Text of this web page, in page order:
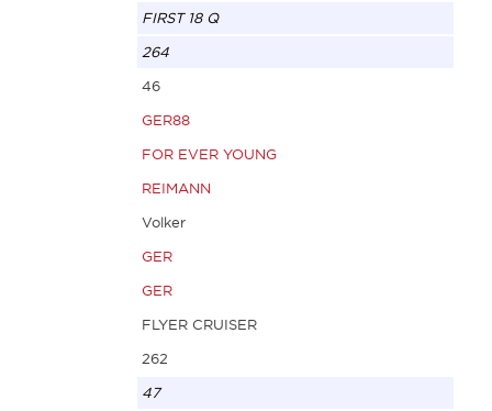
FIRST 18 Q
264
46
GER88
FOR EVER YOUNG
REIMANN
Volker
GER
GER
FLYER CRUISER
262
47